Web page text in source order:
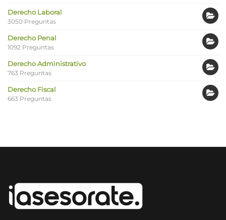
Derecho Laboral
3050 Preguntas
Derecho Penal
1092 Preguntas
Derecho Administrativo
763 Preguntas
Derecho Fiscal
663 Preguntas